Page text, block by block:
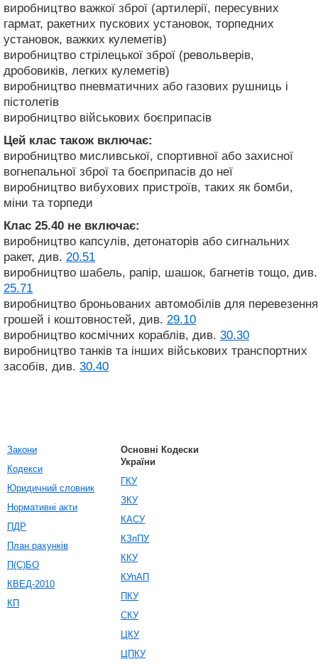
виробництво важкої зброї (артилерії, пересувних
гармат, ракетних пускових установок, торпедних
установок, важких кулеметів)
виробництво стрілецької зброї (револьверів,
дробовиків, легких кулеметів)
виробництво пневматичних або газових рушниць і
пістолетів
виробництво військових боєприпасів
Цей клас також включає:
виробництво мисливської, спортивної або захисної
вогнепальної зброї та боєприпасів до неї
виробництво вибухових пристроїв, таких як бомби,
міни та торпеди
Клас 25.40 не включає:
виробництво капсулів, детонаторів або сигнальних
ракет, див. 20.51
виробництво шабель, рапір, шашок, багнетів тощо, див.
25.71
виробництво броньованих автомобілів для перевезення
грошей і коштовностей, див. 29.10
виробництво космічних кораблів, див. 30.30
виробництво танків та інших військових транспортних
засобів, див. 30.40
Закони
Кодекси
Юридичний словник
Нормативні акти
ПДР
План рахунків
П(С)БО
КВЕД-2010
КП
Основні Кодески
України
ГКУ
ЗКУ
КАСУ
КЗпПУ
ККУ
КУпАП
ПКУ
СКУ
ЦКУ
ЦПКУ